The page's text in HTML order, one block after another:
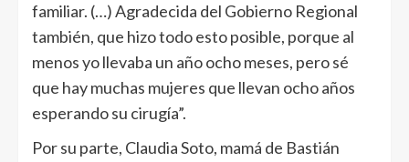
familiar. (…) Agradecida del Gobierno Regional
también, que hizo todo esto posible, porque al
menos yo llevaba un año ocho meses, pero sé
que hay muchas mujeres que llevan ocho años
esperando su cirugía”.
Por su parte, Claudia Soto, mamá de Bastián